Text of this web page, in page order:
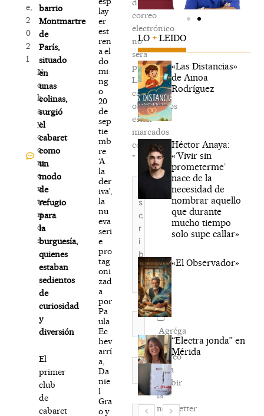
e,
2
0
2
1
N
o
h
a
y
c
o
m
e
n
ta
ri
o
s
barrio
Montmartre
de
París,
situado
en
unas
colinas,
surgió
el
cabaret
como
un
modo
de
refugio
para
la
burguesía,
quienes
estaban
sedientos
de
curiosidad
y
diversión
El
primer
club
de
cabaret
lay
er
est
ren
a el
do
mi
ng
o
20
de
sep
tie
mb
re
‘A
la
der
iva’,
la
nu
eva
seri
e
pro
tag
oni
zad
a
por
Pa
ula
Ec
hev
arrí
a,
Da
nie
l
Gra
o y
de
correo
electrónico
no
será
publicada.
Los
campos
obligatorios
están
marcados
con
*
Escribe
Nombre*
Correo
electrónico*
Web
Agréga
mi
correo
para
recibir
la
newsletter
LO + LEIDO
«Las Distancias»
de Ainoa
Rodríguez
Héctor Anaya:
«‘Vivir sin
prometerme’
nace de la
necesidad de
nombrar aquello
que durante
mucho tiempo
solo supe callar»
«El Observador»
“Electra jonda” en
Mérida